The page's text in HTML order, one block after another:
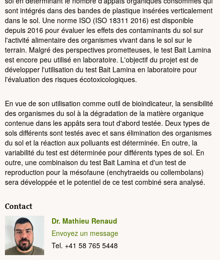
sont intégrés dans des bandes de plastique insérées verticalement
dans le sol. Une norme ISO (ISO 18311 2016) est disponible
depuis 2016 pour évaluer les effets des contaminants du sol sur
l'activité alimentaire des organismes vivant dans le sol sur le
terrain. Malgré des perspectives prometteuses, le test Bait Lamina
est encore peu utilisé en laboratoire. L'objectif du projet est de
développer l'utilisation du test Bait Lamina en laboratoire pour
l'évaluation des risques écotoxicologiques.
En vue de son utilisation comme outil de bioindicateur, la sensibilité
des organismes du sol à la dégradation de la matière organique
contenue dans les appâts sera tout d'abord testée. Deux types de
sols différents sont testés avec et sans élimination des organismes
du sol et la réaction aux polluants est déterminée. En outre, la
variabilité du test est déterminée pour différents types de sol. En
outre, une combinaison du test Bait Lamina et d'un test de
reproduction pour la mésofaune (enchytraeids ou collembolans)
sera développée et le potentiel de ce test combiné sera analysé.
Contact
Dr. Mathieu Renaud
Envoyez un message
Tel. +41 58 765 5448